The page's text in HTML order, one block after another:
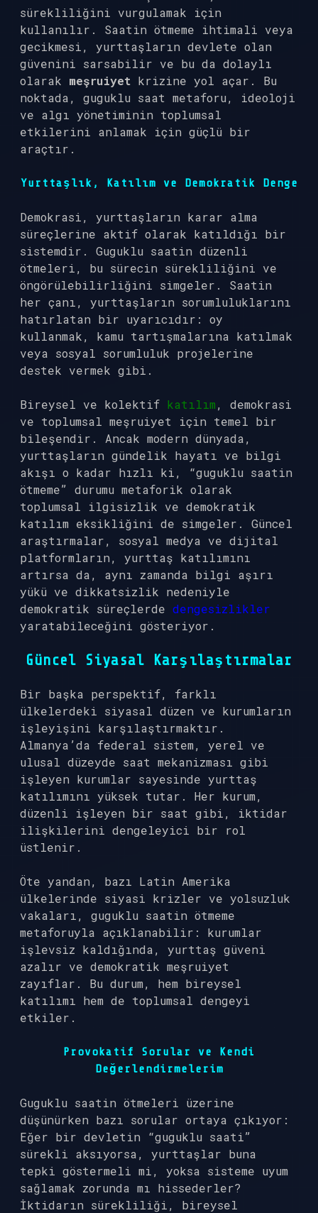
sürekliliğini vurgulamak için
kullanılır. Saatin ötmeme ihtimali veya
gecikmesi, yurttaşların devlete olan
güvenini sarsabilir ve bu da dolaylı
olarak meşruiyet krizine yol açar. Bu
noktada, guguklu saat metaforu, ideoloji
ve algı yönetiminin toplumsal
etkilerini anlamak için güçlü bir
araçtır.
Yurttaşlık, Katılım ve Demokratik Denge
Demokrasi, yurttaşların karar alma
süreçlerine aktif olarak katıldığı bir
sistemdir. Guguklu saatin düzenli
ötmeleri, bu sürecin sürekliliğini ve
öngörülebilirliğini simgeler. Saatin
her çanı, yurttaşların sorumluluklarını
hatırlatan bir uyarıcıdır: oy
kullanmak, kamu tartışmalarına katılmak
veya sosyal sorumluluk projelerine
destek vermek gibi.
Bireysel ve kolektif katılım, demokrasi
ve toplumsal meşruiyet için temel bir
bileşendir. Ancak modern dünyada,
yurttaşların gündelik hayatı ve bilgi
akışı o kadar hızlı ki, “guguklu saatin
ötmeme” durumu metaforik olarak
toplumsal ilgisizlik ve demokratik
katılım eksikliğini de simgeler. Güncel
araştırmalar, sosyal medya ve dijital
platformların, yurttaş katılımını
artırsa da, aynı zamanda bilgi aşırı
yükü ve dikkatsizlik nedeniyle
demokratik süreçlerde dengesizlikler
yaratabileceğini gösteriyor.
Güncel Siyasal Karşılaştırmalar
Bir başka perspektif, farklı
ülkelerdeki siyasal düzen ve kurumların
işleyişini karşılaştırmaktır.
Almanya’da federal sistem, yerel ve
ulusal düzeyde saat mekanizması gibi
işleyen kurumlar sayesinde yurttaş
katılımını yüksek tutar. Her kurum,
düzenli işleyen bir saat gibi, iktidar
ilişkilerini dengeleyici bir rol
üstlenir.
Öte yandan, bazı Latin Amerika
ülkelerinde siyasi krizler ve yolsuzluk
vakaları, guguklu saatin ötmeme
metaforuyla açıklanabilir: kurumlar
işlevsiz kaldığında, yurttaş güveni
azalır ve demokratik meşruiyet
zayıflar. Bu durum, hem bireysel
katılımı hem de toplumsal dengeyi
etkiler.
Provokatif Sorular ve Kendi
Değerlendirmelerim
Guguklu saatin ötmeleri üzerine
düşünürken bazı sorular ortaya çıkıyor:
Eğer bir devletin “guguklu saati”
sürekli aksıyorsa, yurttaşlar buna
tepki göstermeli mi, yoksa sisteme uyum
sağlamak zorunda mı hissederler?
İktidarın sürekliliği, bireysel